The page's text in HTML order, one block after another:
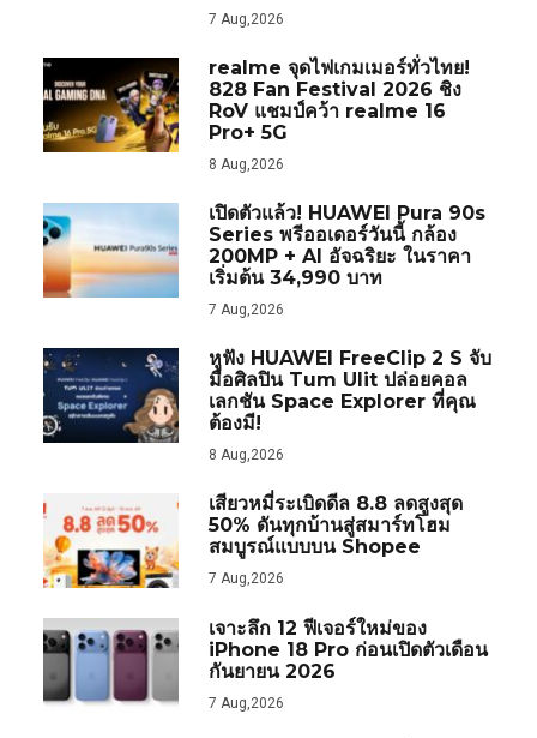
7 Aug,2026
realme จุดไฟเกมเมอร์ทั่วไทย!
828 Fan Festival 2026 ชิง
RoV แชมป์คว้า realme 16
Pro+ 5G
8 Aug,2026
เปิดตัวแล้ว! HUAWEI Pura 90s
Series พรีออเดอร์วันนี้ กล้อง
200MP + AI อัจฉริยะ ในราคา
เริ่มต้น 34,990 บาท
7 Aug,2026
หูฟัง HUAWEI FreeClip 2 S จับ
มือศิลปิน Tum Ulit ปล่อยคอล
เลกชัน Space Explorer ที่คุณ
ต้องมี!
8 Aug,2026
เสียวหมี่ระเบิดดีล 8.8 ลดสูงสุด
50% ดันทุกบ้านสู่สมาร์ทโฮม
สมบูรณ์แบบบน Shopee
7 Aug,2026
เจาะลึก 12 ฟีเจอร์ใหม่ของ
iPhone 18 Pro ก่อนเปิดตัวเดือน
กันยายน 2026
7 Aug,2026